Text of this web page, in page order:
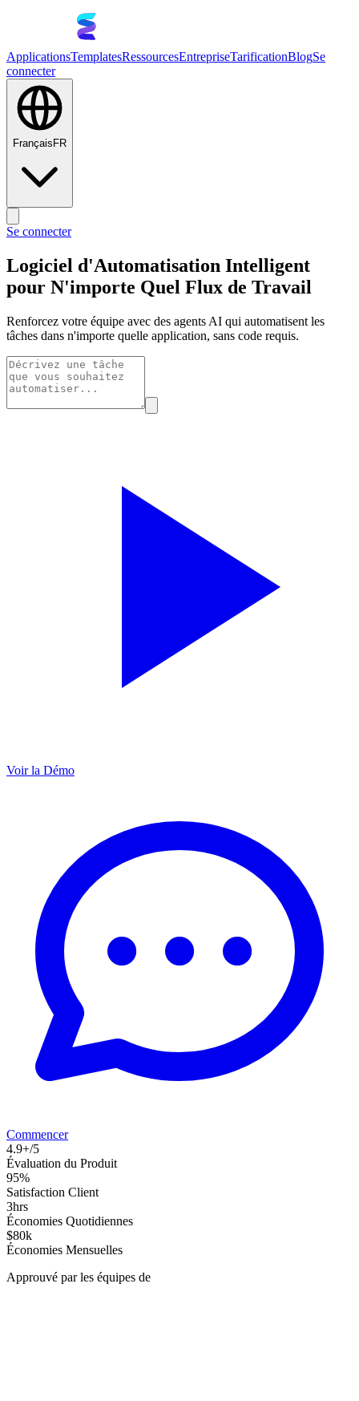
ApplicationsTemplatesRessourcesEntrepriseTarificationBlogSe
connecter
Français FR
Se connecter
Logiciel d'Automatisation Intelligent
pour N'importe Quel Flux de Travail
Renforcez votre équipe avec des agents AI qui automatisent les
tâches dans n'importe quelle application, sans code requis.
Voir la Démo
Commencer
4.9+/5
Évaluation du Produit
95%
Satisfaction Client
3hrs
Économies Quotidiennes
$80k
Économies Mensuelles
Approuvé par les équipes de